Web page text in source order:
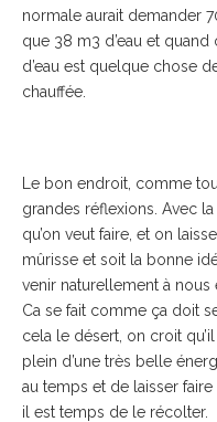
normale aurait demander
que 38 m3 d’eau et
d’eau est quelque chose
chauffée.
Le bon endroit, comme
grandes réflexions. Avec
qu’on veut faire, et on
mûrisse et soit la bonne
venir naturellement à nous
Ca se fait comme ça doit
cela le désert, on croit
plein d’une très belle
au temps et de laisser
il est temps de le récolter.